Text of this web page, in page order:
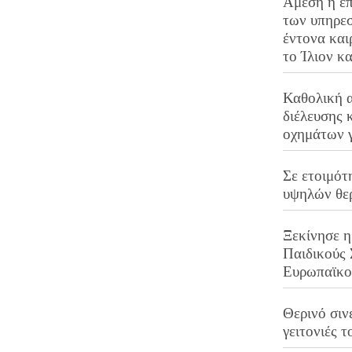
των
έντονα
το Ίλιον
Καθολική
οχημάτων
Σε
υψηλών
Ξεκίνησε
Θερινό
γειτονιές